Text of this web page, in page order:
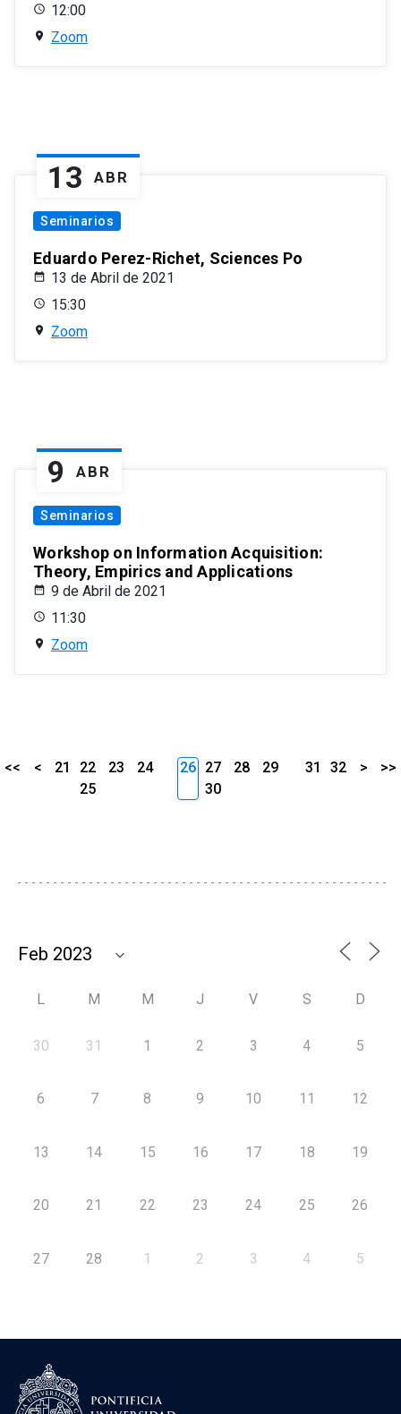
12:00
Zoom
13 ABR
Seminarios
Eduardo Perez-Richet, Sciences Po
13 de Abril de 2021
15:30
Zoom
9 ABR
Seminarios
Workshop on Information Acquisition:
Theory, Empirics and Applications
9 de Abril de 2021
11:30
Zoom
<< < 21 22 23
24
25
26 27 28
29
30
31 32 > >>
L M M J V S D
30 31 1 2 3 4 5
6 7 8 9 10 11 12
13 14 15 16 17 18 19
20 21 22 23 24 25 26
27 28 1 2 3 4 5